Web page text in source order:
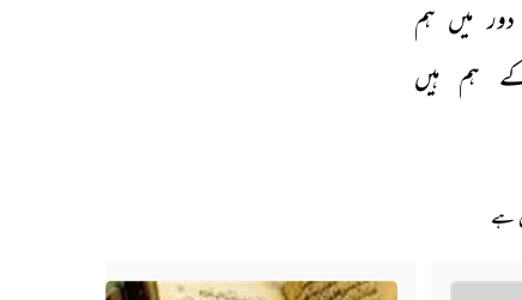
دور میں ہم
ہم ہیں
ہے